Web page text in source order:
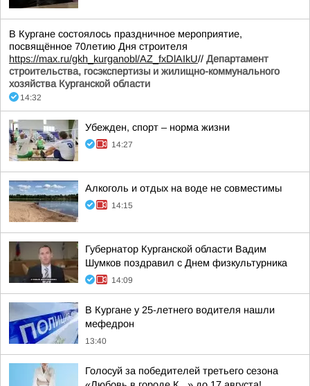
В Кургане состоялось праздничное мероприятие,
посвящённое 70летию Дня строителя
https://max.ru/gkh_kurganobl/AZ_fxDlAIkU// Департамент
строительства, госэкспертизы и жилищно-коммунального
хозяйства Курганской области
14:32
Убежден, спорт – норма жизни
14:27
Алкоголь и отдых на воде не совместимы
14:15
Губернатор Курганской области Вадим
Шумков поздравил с Днем физкультурника
14:09
В Кургане у 25-летнего водителя нашли
мефедрон
13:40
Голосуй за победителей третьего сезона